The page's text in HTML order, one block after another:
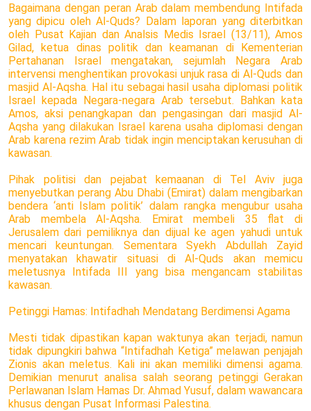
Bagaimana dengan peran Arab dalam membendung Intifada
yang dipicu oleh Al-Quds? Dalam laporan yang diterbitkan
oleh Pusat Kajian dan Analsis Medis Israel (13/11), Amos
Gilad, ketua dinas politik dan keamanan di Kementerian
Pertahanan Israel mengatakan, sejumlah Negara Arab
intervensi menghentikan provokasi unjuk rasa di Al-Quds dan
masjid Al-Aqsha. Hal itu sebagai hasil usaha diplomasi politik
Israel kepada Negara-negara Arab tersebut. Bahkan kata
Amos, aksi penangkapan dan pengasingan dari masjid Al-
Aqsha yang dilakukan Israel karena usaha diplomasi dengan
Arab karena rezim Arab tidak ingin menciptakan kerusuhan di
kawasan.
Pihak politisi dan pejabat kemaanan di Tel Aviv juga
menyebutkan perang Abu Dhabi (Emirat) dalam mengibarkan
bendera ‘anti Islam politik’ dalam rangka mengubur usaha
Arab membela Al-Aqsha. Emirat membeli 35 flat di
Jerusalem dari pemiliknya dan dijual ke agen yahudi untuk
mencari keuntungan. Sementara Syekh Abdullah Zayid
menyatakan khawatir situasi di Al-Quds akan memicu
meletusnya Intifada III yang bisa mengancam stabilitas
kawasan.
Petinggi Hamas: Intifadhah Mendatang Berdimensi Agama
Mesti tidak dipastikan kapan waktunya akan terjadi, namun
tidak dipungkiri bahwa “Intifadhah Ketiga” melawan penjajah
Zionis akan meletus. Kali ini akan memiliki dimensi agama.
Demikian menurut analisa salah seorang petinggi Gerakan
Perlawanan Islam Hamas Dr. Ahmad Yusuf, dalam wawancara
khusus dengan Pusat Informasi Palestina.